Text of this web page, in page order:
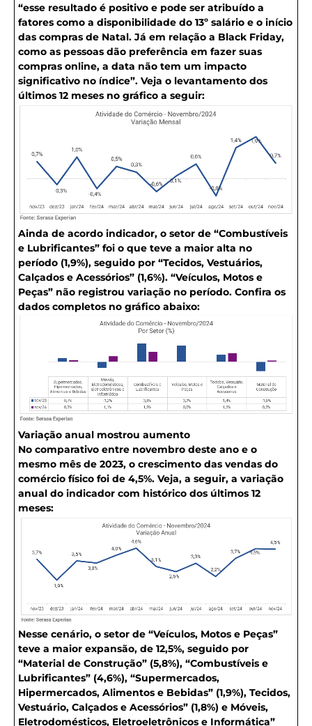
“esse resultado é positivo e pode ser atribuído a
fatores como a disponibilidade do 13º salário e o início
das compras de Natal. Já em relação a Black Friday,
como as pessoas dão preferência em fazer suas
compras online, a data não tem um impacto
significativo no índice”. Veja o levantamento dos
últimos 12 meses no gráfico a seguir:
Ainda de acordo indicador, o setor de “Combustíveis
e Lubrificantes” foi o que teve a maior alta no
período (1,9%), seguido por “Tecidos, Vestuários,
Calçados e Acessórios” (1,6%). “Veículos, Motos e
Peças” não registrou variação no período. Confira os
dados completos no gráfico abaixo:
Variação anual mostrou aumento
No comparativo entre novembro deste ano e o
mesmo mês de 2023, o crescimento das vendas do
comércio físico foi de 4,5%. Veja, a seguir, a variação
anual do indicador com histórico dos últimos 12
meses:
Nesse cenário, o setor de “Veículos, Motos e Peças”
teve a maior expansão, de 12,5%, seguido por
“Material de Construção” (5,8%), “Combustíveis e
Lubrificantes” (4,6%), “Supermercados,
Hipermercados, Alimentos e Bebidas” (1,9%), Tecidos,
Vestuário, Calçados e Acessórios” (1,8%) e Móveis,
Eletrodomésticos, Eletroeletrônicos e Informática”